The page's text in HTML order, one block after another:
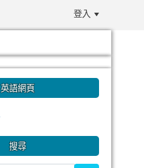
登入
英語網頁
搜尋